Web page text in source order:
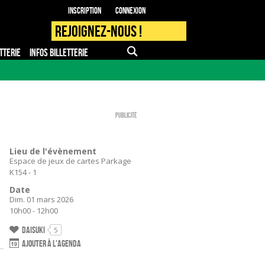
Inscription Connexion
Rejoignez-nous !
INFOS BILLETTERIE APPLI MOBILE
Publicité
Lieu de l'évènement
Espace de jeux de cartes Parkage
K154 - 1
Date
Dim. 01 mars 2026
10h00 - 12h00
Daisuki 5
Ajouter à l'agenda